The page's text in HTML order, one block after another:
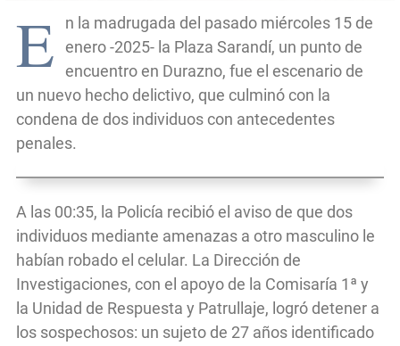
E
n la madrugada del pasado miércoles 15 de
enero -2025- la Plaza Sarandí, un punto de
encuentro en Durazno, fue el escenario de
un nuevo hecho delictivo, que culminó con la
condena de dos individuos con antecedentes
penales.
A las 00:35, la Policía recibió el aviso de que dos
individuos mediante amenazas a otro masculino le
habían robado el celular. La Dirección de
Investigaciones, con el apoyo de la Comisaría 1ª y
la Unidad de Respuesta y Patrullaje, logró detener a
los sospechosos: un sujeto de 27 años identificado